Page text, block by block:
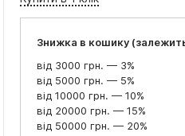
Знижка в кошику
від 3000 грн. — 3%
від 5000 грн. — 5%
від 10000 грн. — 10%
від 20000 грн. — 15%
від 50000 грн. — 20%